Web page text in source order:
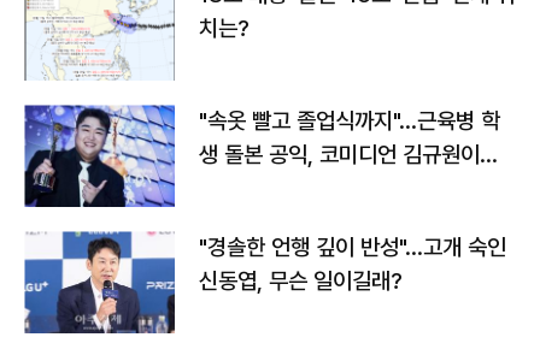
치는?
"속옷 빨고 졸업식까지"…근육병 학
생 돌본 공익, 코미디언 김규원이었
"경솔한 언행 깊이 반성"…고개 숙인
신동엽, 무슨 일이길래?